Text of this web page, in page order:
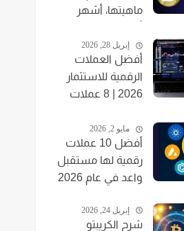
ماهيتها، أشهر
تجنب المخاطر
إبريل 28, 2026
أفضل العملات
الرقمية للاستثمار
2026 | 8 عملات
مايو 2, 2026
أفضل 10 عملات
رقمية لها مستقبل
واعد في عام 2026
إبريل 24, 2026
شرح الكريبتو